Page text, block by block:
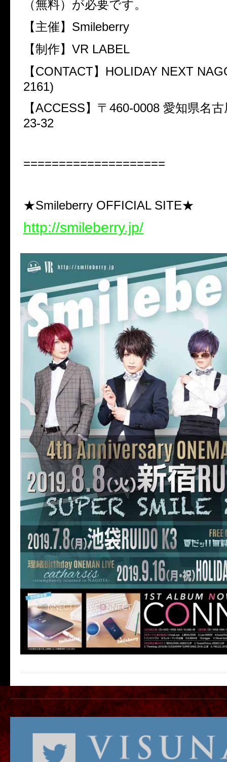
（無料）が必要です。
【主催】Smileberry
【制作】VR LABEL
【CONTACT】HOLIDAY NEXT
2161)
【ACCESS】〒460-0008 愛知県名
23-32
====================
★Smileberry OFFICIAL SITE★
http://smileberry.jp/